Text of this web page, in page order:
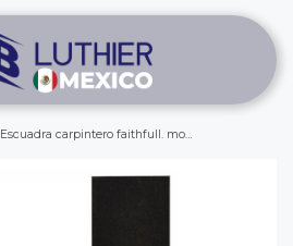
Escuadra carpintero faithfull. mod: faitry9 de 230 mm